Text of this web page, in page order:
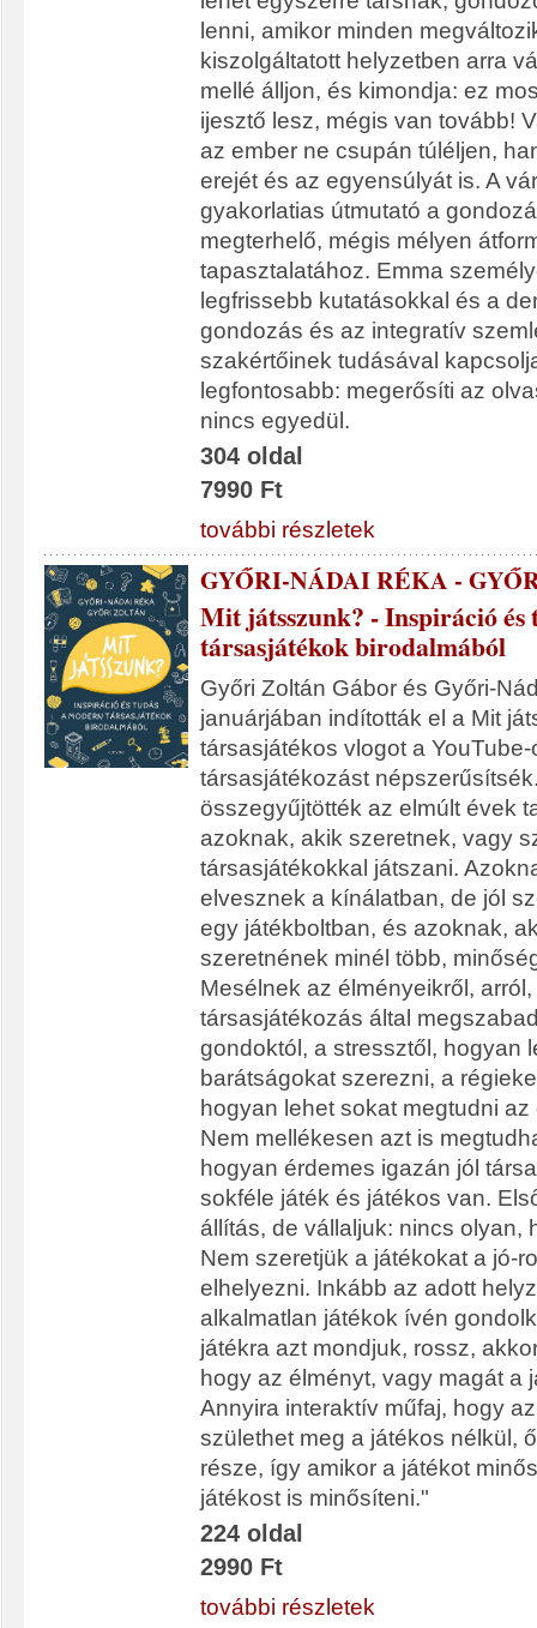
lenni, amikor minden
kiszolgáltatott helyzetben arra
mellé álljon, és kimondja: ez
ijesztő lesz, mégis van tovább!
az ember ne csupán túléljen,
erejét és az egyensúlyát is. A
gyakorlatias útmutató a
megterhelő, mégis mélyen
tapasztalatához. Emma
legfrissebb kutatásokkal és a
gondozás és az integratív
szakértőinek tudásával
legfontosabb: megerősíti az
nincs egyedül.
304 oldal
7990 Ft
további részletek
GYŐRI-NÁDAI RÉKA -
Mit játsszunk? - Inspiráció és
társasjátékok birodalmából
Győri Zoltán Gábor és Győri-
januárjában indították el a Mit
társasjátékos vlogot a
társasjátékozást
összegyűjtötték az elmúlt évek
azoknak, akik szeretnek, vagy
társasjátékokkal játszani.
elvesznek a kínálatban, de jól
egy játékboltban, és azoknak,
szeretnének minél több,
Mesélnek az élményeikről,
társasjátékozás által
gondoktól, a stressztől, hogyan
barátságokat szerezni, a
hogyan lehet sokat megtudni az
Nem mellékesen azt is
hogyan érdemes igazán jól
sokféle játék és játékos van.
állítás, de vállaljuk: nincs olyan,
Nem szeretjük a játékokat a jó-
elhelyezni. Inkább az adott
alkalmatlan játékok ívén
játékra azt mondjuk, rossz,
hogy az élményt, vagy magát a
Annyira interaktív műfaj, hogy
születhet meg a játékos nélkül,
része, így amikor a játékot
játékost is minősíteni."
224 oldal
2990 Ft
további részletek